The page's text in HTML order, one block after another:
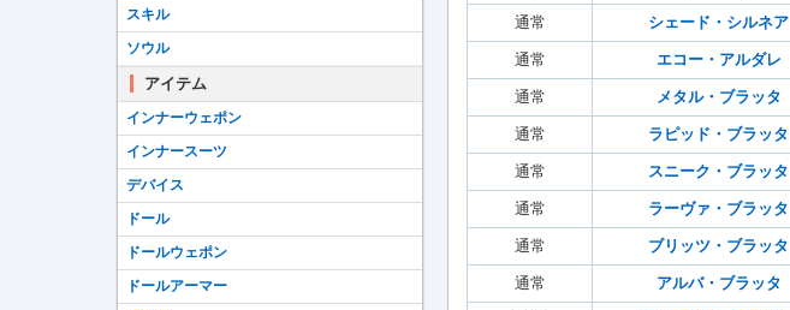
通常 シェード・シルネア
通常 エコー・アルダレ
通常 メタル・ブラッタ
通常 ラピッド・ブラッタ
通常 スニーク・ブラッタ
通常 ラーヴァ・ブラッタ
通常 ブリッツ・ブラッタ
通常 アルバ・ブラッタ
スキル
ソウル
アイテム
インナーウェポン
インナースーツ
デバイス
ドール
ドールウェポン
ドールアーマー